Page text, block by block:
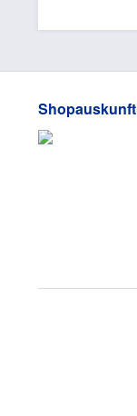
Shopauskunft